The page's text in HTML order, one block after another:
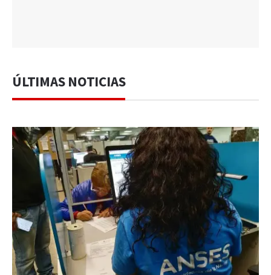
ÚLTIMAS NOTICIAS